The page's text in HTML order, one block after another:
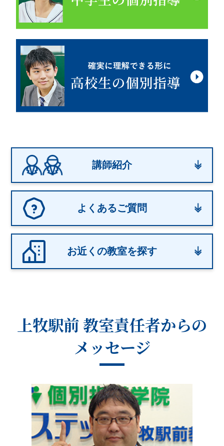
講師紹介
よくあるご質問
お近くの教室を探す
上牧駅前 教室責任者からの
メッセージ